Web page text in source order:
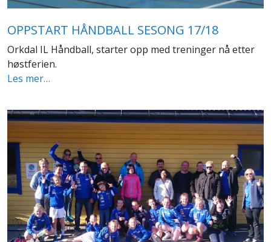
OPPSTART HÅNDBALL SESONG 17/18
Orkdal IL Håndball, starter opp med treninger nå etter
høstferien.
Les mer…